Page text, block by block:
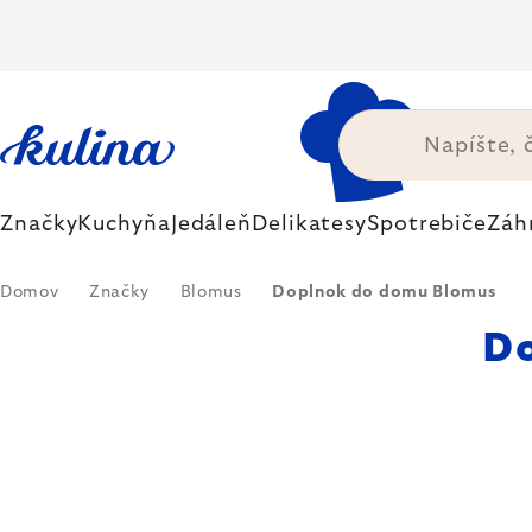
ZnačkyKuchyňa Jedáleň DelikatesySpotrebiče
Domov Značky Blomus Doplnok do domu Blomus